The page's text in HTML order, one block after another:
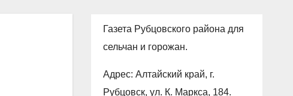
Газета Рубцовского района для
сельчан и горожан.
Адрес: Алтайский край, г.
Рубцовск, ул. К. Маркса, 184.